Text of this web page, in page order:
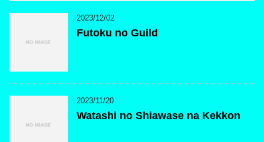
2023/12/02
Futoku no Guild
2023/11/20
Watashi no Shiawase na Kekkon